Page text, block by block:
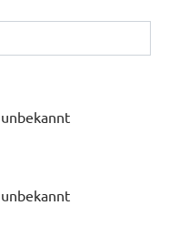
unbekannt
unbekannt